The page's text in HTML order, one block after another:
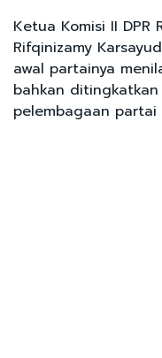
Ketua Komisi II DPR
Rifqinizamy
awal partainya
bahkan
pelembagaan partai